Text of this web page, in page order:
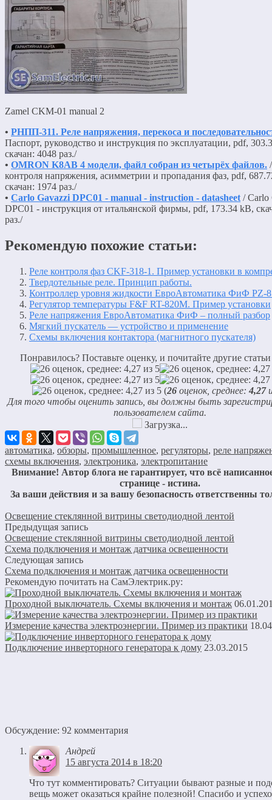
Zamel CKM-01 manual 2
• РНПП-311. Реле напряжения, перекоса и
Паспорт, руководство и инструкция по эксплуатации, pdf,
скачан: 4048 раз./
• OMRON K8AB 4 модели, файл собран из четырёх файлов.
контроля напряжения, асимметрии и пропадания фаз, pdf,
скачан: 1974 раз./
• Carlo Gavazzi DPC01 - manual - instruction - datasheet / Carlo
DPC01 - инструкция от итальянской фирмы, pdf, 173.34 kB,
раз./
Рекомендую похожие статьи:
Реле контроля фаз CKF-318-1. Пример установки в
Твердотельные реле. Принцип работы.
Контроллер уровня жидкости ЕвроАвтоматика ФиФ PZ-
Регулятор температуры F&F RT-820M. Пример установки
Реле напряжения ЕвроАвтоматика ФиФ – полный разбор
Мягкий пускатель — устройство и применение
Схемы включения контактора (магнитного пускателя)
Понравилось? Поставьте оценку, и почитайте другие
(26 оценок, среднее: 4,27
Для того чтобы оценить запись, вы должны быть
пользователем сайта.
Загрузка...
автоматика, обзоры, промышленное, регуляторы, реле
схемы включения, электроника, электропитание
Внимание! Автор блога не гарантирует, что всё
странице - истина.
За ваши действия и за вашу безопасность ответственны
Освещение стеклянной витрины светодиодной лентой
Предыдущая запись
Освещение стеклянной витрины светодиодной лентой
Схема подключения и монтаж датчика освещенности
Следующая запись
Схема подключения и монтаж датчика освещенности
Рекомендую почитать на СамЭлектрик.ру:
Проходной выключатель. Схемы включения и монтаж
Измерение качества электроэнергии. Пример из практики
Подключение инверторного генератора к дому 23.03.2015
Обсуждение: 92 комментария
Андрей
15 августа 2014 в 18:20
Что тут комментировать? Ситуации бывают разные и
вещь может оказаться крайне полезной! Спасибо и